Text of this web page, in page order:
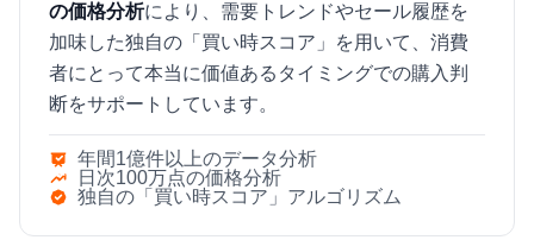
の価格分析により、需要トレンドやセール履歴を
加味した独自の「買い時スコア」を用いて、消費
者にとって本当に価値あるタイミングでの購入判
断をサポートしています。
年間1億件以上のデータ分析
日次100万点の価格分析
独自の「買い時スコア」アルゴリズム